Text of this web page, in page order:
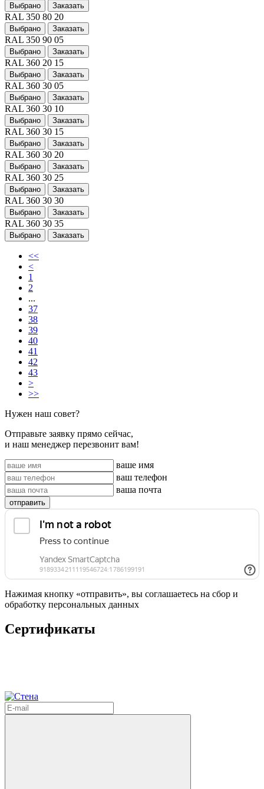
Выбрано Заказать
RAL 350 80 20
Выбрано Заказать
RAL 350 90 05
Выбрано Заказать
RAL 360 20 15
Выбрано Заказать
RAL 360 30 05
Выбрано Заказать
RAL 360 30 10
Выбрано Заказать
RAL 360 30 15
Выбрано Заказать
RAL 360 30 20
Выбрано Заказать
RAL 360 30 25
Выбрано Заказать
RAL 360 30 30
Выбрано Заказать
RAL 360 30 35
Выбрано Заказать
<<
<
1
2
...
37
38
39
40
41
42
43
>
>>
Нужен наш совет?
Отправьте заявку прямо сейчас,
и наш менеджер перезвонит вам!
ваше имя
ваш телефон
ваша почта
отправить
Нажимая кнопку «отправить», вы соглашаетесь на сбор и
обработку персональных данных
Сертификаты